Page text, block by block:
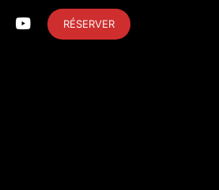
RÉSERVER